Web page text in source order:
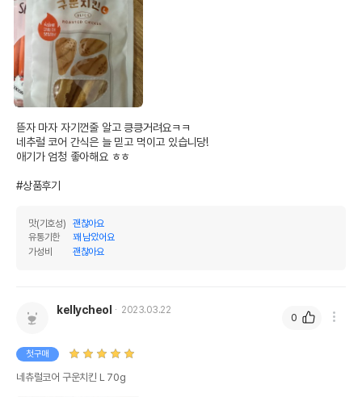
뜯자 마자 자기껀줄 알고 킁킁거려요ㅋㅋ
네추럴 코어 간식은 늘 믿고 먹이고 있습니당!
애기가 엄청 좋아해요 ㅎㅎ
#상품후기
맛(기호성)
괜찮아요
유통기한
꽤 남았어요
가성비
괜찮아요
kellycheol 2023.03.22
첫구매
네츄럴코어 구운치킨 L 70g
0